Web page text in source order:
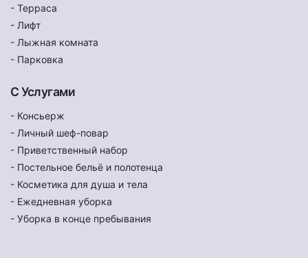
- Терраса
- Лифт
- Лыжная комната
- Парковка
С Услугами
- Консьерж
- Личный шеф-повар
- Приветственный набор
- Постельное бельё и полотенца
- Косметика для душа и тела
- Ежедневная уборка
- Уборка в конце пребывания